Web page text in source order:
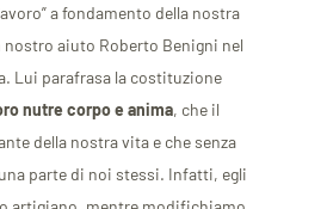
a fondamento della nostra
nostro aiuto Roberto Benigni nel
Lui parafrasa la costituzione
nutre corpo e anima, che il
della nostra vita e che senza
parte di noi stessi. Infatti, egli